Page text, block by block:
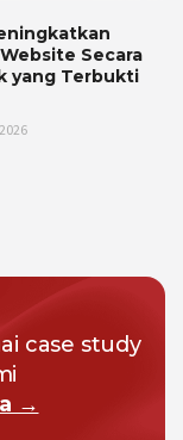
Secara
yang Terbukti
case study
→